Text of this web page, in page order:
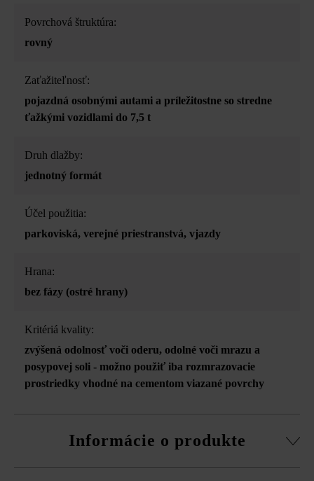
Povrchová štruktúra:
rovný
Zaťažiteľnosť:
pojazdná osobnými autami a príležitostne so stredne
ťažkými vozidlami do 7,5 t
Druh dlažby:
jednotný formát
Účel použitia:
parkoviská, verejné priestranstvá, vjazdy
Hrana:
bez fázy (ostré hrany)
Kritériá kvality:
zvýšená odolnosť voči oderu, odolné voči mrazu a
posypovej soli - možno použiť iba rozmrazovacie
prostriedky vhodné na cementom viazané povrchy
Informácie o produkte